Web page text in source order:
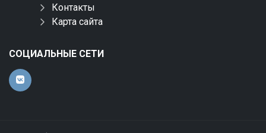
Контакты
Карта сайта
СОЦИАЛЬНЫЕ СЕТИ